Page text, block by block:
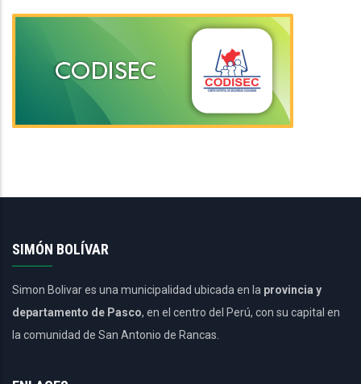
SIMÓN BOLÍVAR
Simon Bolivar es una municipalidad ubicada en la provincia y
departamento de Pasco, en el centro del Perú, con su capital en
la comunidad de San Antonio de Rancas.